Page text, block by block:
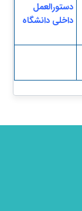
دستورالعمل
داخلی دانشگاه